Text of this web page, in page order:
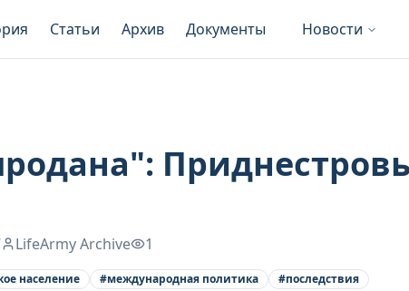
Статьи Архив Документы Новости
LifeArmy Archive 1
население #международная политика #последствия